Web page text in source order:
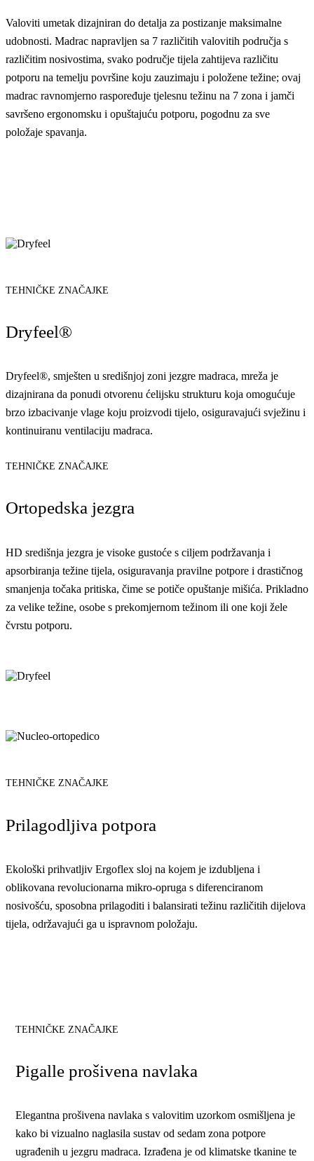
Valoviti umetak dizajniran do detalja za postizanje maksimalne
udobnosti. Madrac napravljen sa 7 različitih valovitih područja s
različitim nosivostima, svako područje tijela zahtijeva različitu
potporu na temelju površine koju zauzimaju i položene težine; ovaj
madrac ravnomjerno raspoređuje tjelesnu težinu na 7 zona i jamči
savršeno ergonomsku i opuštajuću potporu, pogodnu za sve
položaje spavanja.
TEHNIČKE ZNAČAJKE
Dryfeel®
Dryfeel®, smješten u središnjoj zoni jezgre madraca, mreža je
dizajnirana da ponudi otvorenu ćelijsku strukturu koja omogućuje
brzo izbacivanje vlage koju proizvodi tijelo, osiguravajući svježinu i
kontinuiranu ventilaciju madraca.
TEHNIČKE ZNAČAJKE
Ortopedska jezgra
HD središnja jezgra je visoke gustoće s ciljem podržavanja i
apsorbiranja težine tijela, osiguravanja pravilne potpore i drastičnog
smanjenja točaka pritiska, čime se potiče opuštanje mišića. Prikladno
za velike težine, osobe s prekomjernom težinom ili one koji žele
čvrstu potporu.
TEHNIČKE ZNAČAJKE
Prilagodljiva potpora
Ekološki prihvatljiv Ergoflex sloj na kojem je izdubljena i
oblikovana revolucionarna mikro-opruga s diferenciranom
nosivošću, sposobna prilagoditi i balansirati težinu različitih dijelova
tijela, održavajući ga u ispravnom položaju.
TEHNIČKE ZNAČAJKE
Pigalle prošivena navlaka
Elegantna prošivena navlaka s valovitim uzorkom osmišljena je
kako bi vizualno naglasila sustav od sedam zona potpore
ugrađenih u jezgru madraca. Izrađena je od klimatske tkanine te